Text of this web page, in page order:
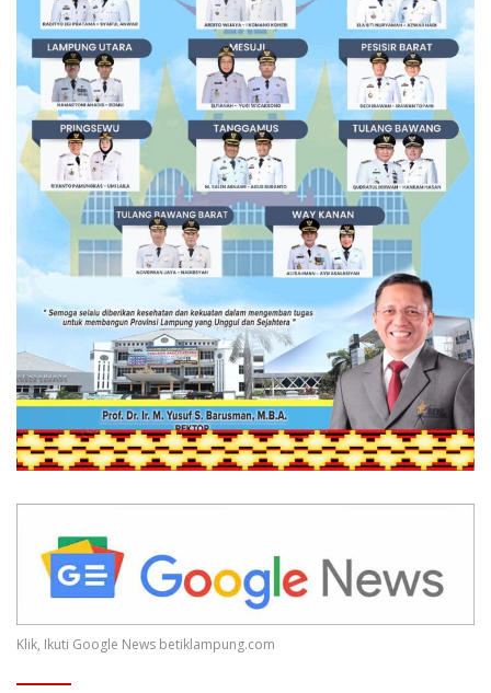
Klik, Ikuti Google News betiklampung.com